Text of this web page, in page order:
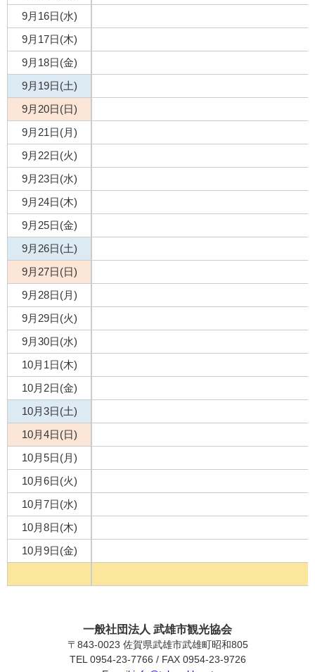
9月16日(水)
9月17日(木)
9月18日(金)
9月19日(土)
9月20日(日)
9月21日(月)
9月22日(火)
9月23日(水)
9月24日(木)
9月25日(金)
9月26日(土)
9月27日(日)
9月28日(月)
9月29日(火)
9月30日(水)
10月1日(木)
10月2日(金)
10月3日(土)
10月4日(日)
10月5日(月)
10月6日(火)
10月7日(水)
10月8日(木)
10月9日(金)
一般社団法人 武雄市観光協会
〒843-0023 佐賀県武雄市武雄町昭和805
TEL 0954-23-7766 / FAX 0954-23-9726